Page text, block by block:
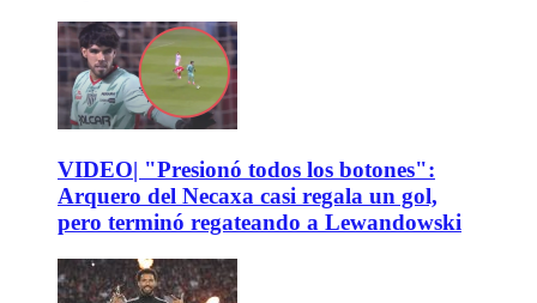
VIDEO| "Presionó todos los botones":
Arquero del Necaxa casi regala un gol,
pero terminó regateando a Lewandowski